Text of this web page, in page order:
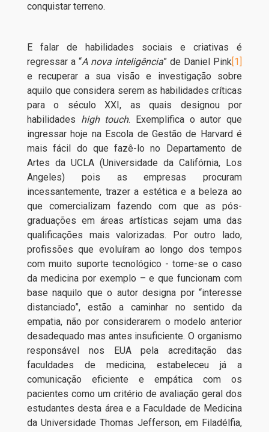
conquistar terreno.
E falar de habilidades sociais e criativas é
regressar a “A nova inteligência” de Daniel Pink[1]
e recuperar a sua visão e investigação sobre
aquilo que considera serem as habilidades críticas
para o século XXI, as quais designou por
habilidades high touch. Exemplifica o autor que
ingressar hoje na Escola de Gestão de Harvard é
mais fácil do que fazê-lo no Departamento de
Artes da UCLA (Universidade da Califórnia, Los
Angeles) pois as empresas procuram
incessantemente, trazer a estética e a beleza ao
que comercializam fazendo com que as pós-
graduações em áreas artísticas sejam uma das
qualificações mais valorizadas. Por outro lado,
profissões que evoluíram ao longo dos tempos
com muito suporte tecnológico - tome-se o caso
da medicina por exemplo – e que funcionam com
base naquilo que o autor designa por “interesse
distanciado”, estão a caminhar no sentido da
empatia, não por considerarem o modelo anterior
desadequado mas antes insuficiente. O organismo
responsável nos EUA pela acreditação das
faculdades de medicina, estabeleceu já a
comunicação eficiente e empática com os
pacientes como um critério de avaliação geral dos
estudantes desta área e a Faculdade de Medicina
da Universidade Thomas Jefferson, em Filadélfia,